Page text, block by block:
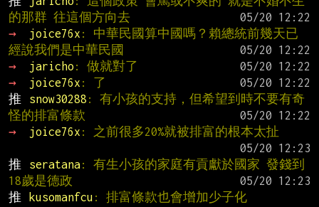
的那群 往這個方向去
→
joice76x : 中華民國算中國嗎？賴總統前幾天已
經說我們是中華民國
→
jaricho : 做就對了
→
joice76x : 了
推
snow30288 : 有小孩的支持，但希望到時不要有奇
怪的排富條款
→
joice76x : 之前很多20%就被排富的根本太扯
推
seratana: 有生小孩的家庭有貢獻於國家 發錢到
18歲是德政
推
kusomanfcu : 排富條款也會增加少子化